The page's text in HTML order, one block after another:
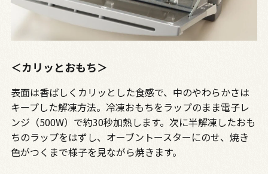
＜カリッとおもち＞
表面は香ばしくカリッとした食感で、中のやわらかさは
キープした解凍方法。冷凍おもちをラップのまま電子レ
ンジ（500W）で約30秒加熱します。次に半解凍したおも
ちのラップをはずし、オーブントースターにのせ、焼き
色がつくまで様子を見ながら焼きます。